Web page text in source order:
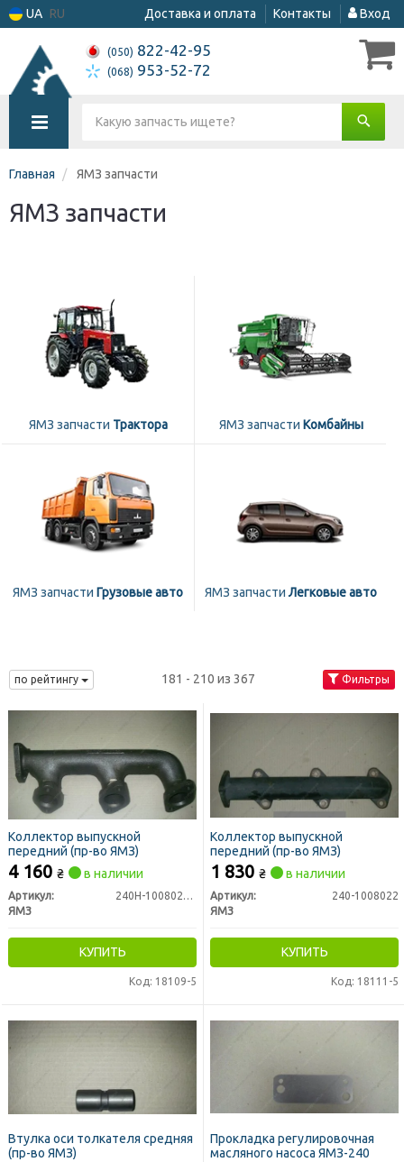
UA RU Доставка и оплата Контакты Вход
(050) 822-42-95
(068) 953-52-72
Главная ЯМЗ запчасти
ЯМЗ запчасти
ЯМЗ запчасти Трактора ЯМЗ запчасти Комбайны
ЯМЗ запчасти Грузовые авто ЯМЗ запчасти Легковые авто
по рейтингу 181 - 210 из 367 Фильтры
Коллектор выпускной
передний (пр-во ЯМЗ)
4 160 ₴ в наличии
Артикул:
240Н-1008022-А
ЯМЗ
КУПИТЬ
Код: 18109-5
Коллектор выпускной
передний (пр-во ЯМЗ)
1 830 ₴ в наличии
Артикул:
240-1008022
ЯМЗ
КУПИТЬ
Код: 18111-5
Втулка оси толкателя средняя
(пр-во ЯМЗ)
Прокладка регулировочная
масляного насоса ЯМЗ-240